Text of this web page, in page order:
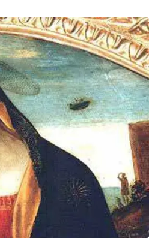
en de vliegende schotel in het